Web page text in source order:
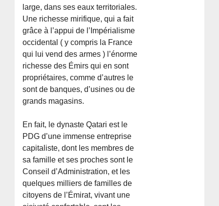
large, dans ses eaux territoriales.
Une richesse mirifique, qui a fait
grâce à l’appui de l’Impérialisme
occidental ( y compris la France
qui lui vend des armes ) l’énorme
richesse des Émirs qui en sont
propriétaires, comme d’autres le
sont de banques, d’usines ou de
grands magasins.
En fait, le dynaste Qatari est le
PDG d’une immense entreprise
capitaliste, dont les membres de
sa famille et ses proches sont le
Conseil d’Administration, et les
quelques milliers de familles de
citoyens de l’Émirat, vivant une